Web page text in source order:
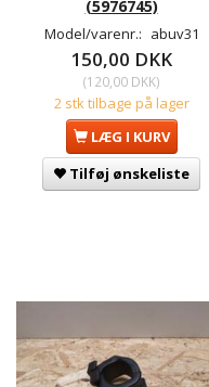
(5976745)
Model/varenr.: abuv31
150,00 DKK
(120,00 DKK)
2 stk tilbage på lager
LÆG I KURV
Tilføj ønskeliste